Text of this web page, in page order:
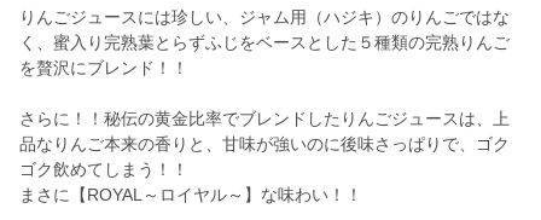
りんごジュースには珍しい、ジャム用（ハジキ）のりんごではな
く、蜜入り完熟葉とらずふじをベースとした５種類の完熟りんご
を贅沢にブレンド！！
さらに！！秘伝の黄金比率でブレンドしたりんごジュースは、上
品なりんご本来の香りと、甘味が強いのに後味さっぱりで、ゴク
ゴク飲めてしまう！！
まさに【ROYAL～ロイヤル～】な味わい！！